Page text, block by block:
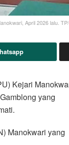
April 2026 lalu.
Kejari
yang
Manokwari yang